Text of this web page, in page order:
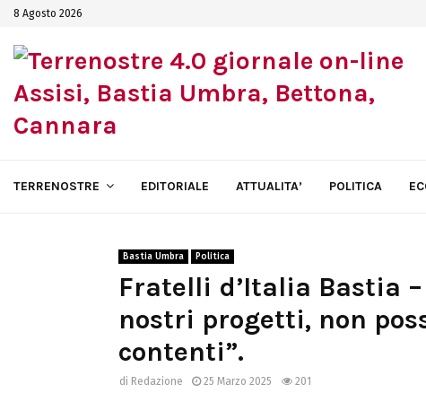
8 Agosto 2026
TERRENOSTRE EDITORIALE ATTUALITA’ POLITICA
Bastia Umbra Politica
Fratelli d’Italia Bastia
nostri progetti, non
contenti”.
di Redazione 25 Marzo 2025 201